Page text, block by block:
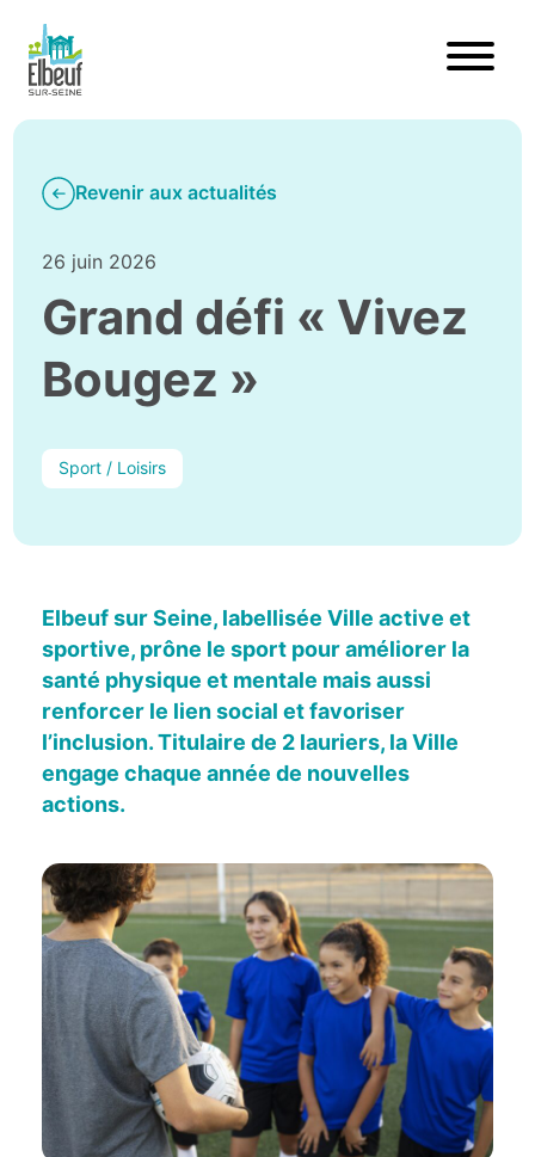
Revenir aux actualités
26 juin 2026
Grand défi « Vivez
Bougez »
Sport / Loisirs
Elbeuf sur Seine, labellisée Ville active et
sportive, prône le sport pour améliorer la
santé physique et mentale mais aussi
renforcer le lien social et favoriser
l’inclusion. Titulaire de 2 lauriers, la Ville
engage chaque année de nouvelles
actions.